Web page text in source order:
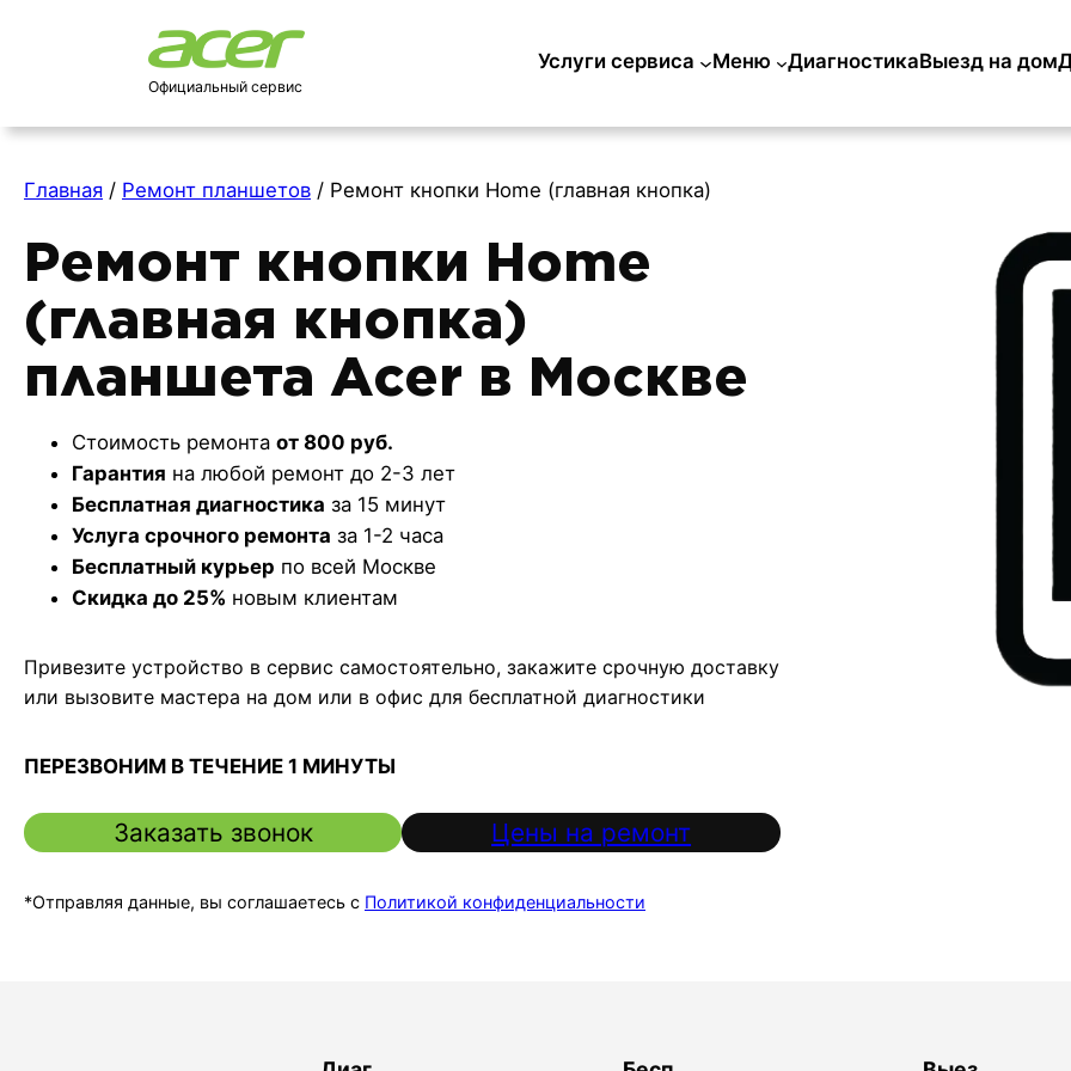
Официальный сервис
Услуги сервиса Меню ДиагностикаВыезд на дом
Главная / Ремонт планшетов / Ремонт кнопки Home (главная кнопка)
Ремонт кнопки Home
(главная кнопка)
планшета Acer в Москве
Стоимость ремонта от 800 руб.
Гарантия на любой ремонт до 2-3 лет
Бесплатная диагностика за 15 минут
Услуга срочного ремонта за 1-2 часа
Бесплатный курьер по всей Москве
Скидка до 25% новым клиентам
Привезите устройство в сервис самостоятельно, закажите срочную доставку
или вызовите мастера на дом или в офис для бесплатной диагностики
ПЕРЕЗВОНИМ В ТЕЧЕНИЕ 1 МИНУТЫ
Заказать звонок Цены на ремонт
*Отправляя данные, вы соглашаетесь с Политикой конфиденциальности